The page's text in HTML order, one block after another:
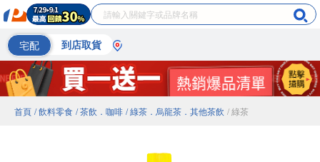
宅配 到店取貨
首頁 / 飲料零食 / 茶飲．咖啡 / 綠茶．烏龍茶．其他茶飲 / 綠茶